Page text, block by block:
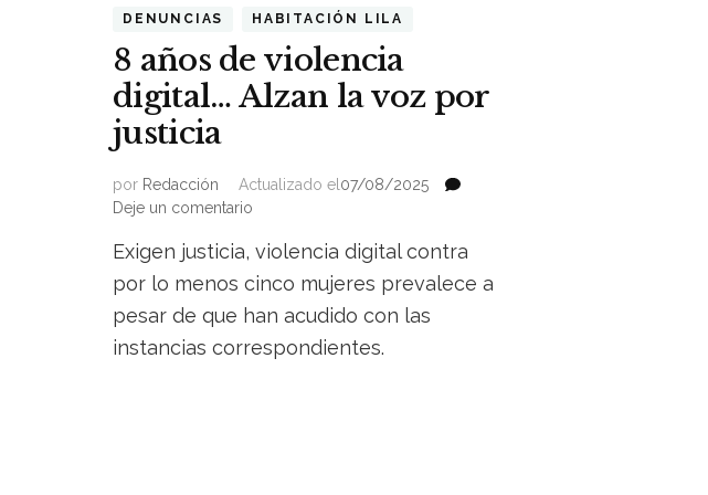
DENUNCIAS HABITACIÓN LILA
8 años de violencia
digital… Alzan la voz por
justicia
por Redacción Actualizado el07/08/2025
Deje un comentario
años
de
digital…
Alzan
Exigen justicia, violencia digital contra
por lo menos cinco mujeres prevalece a
pesar de que han acudido con las
instancias correspondientes.